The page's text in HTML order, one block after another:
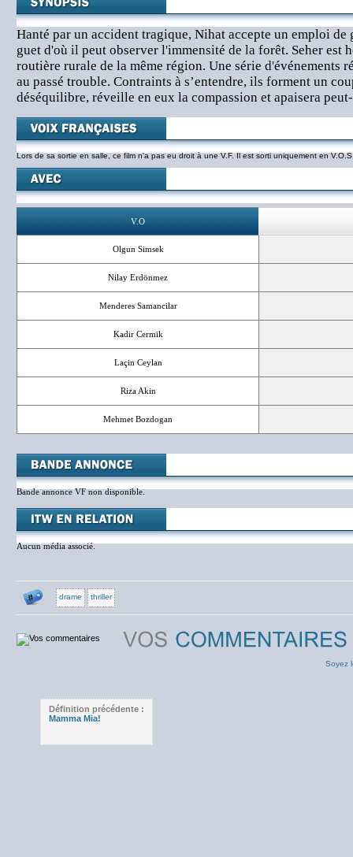
Hanté par un accident tragique, Nihat accepte un emploi de
guet d'où il peut observer l'immensité de la forêt. Seher est
routière rurale de la même région. Une série d'événements
au passé trouble. Contraints à s’entendre, ils forment un
déséquilibre, réveille en eux la compassion et apaisera
Lors de sa sortie en salle, ce film n'a pas eu droit à une V.F. Il est sorti uniquement en
V.O
Olgun Simsek
Nilay Erdönmez
Menderes Samancilar
Kadir Cermik
Laçin Ceylan
Riza Akin
Mehmet Bozdogan
Bande annonce VF non disponible.
Aucun média associé.
drame thriller
Soyez
Définition précédente :
Mamma Mia!